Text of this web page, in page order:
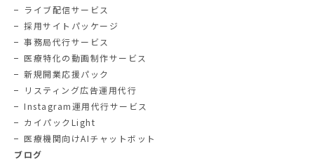
ライブ配信サービス
採用サイトパッケージ
事務局代行サービス
医療特化の動画制作サービス
新規開業応援パック
リスティング広告運用代行
Instagram運用代行サービス
カイパックLight
医療機関向けAIチャットボット
ブログ